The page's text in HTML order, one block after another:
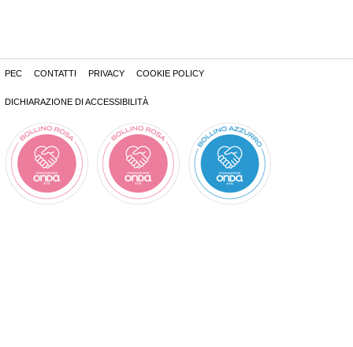
PEC CONTATTI PRIVACY COOKIE POLICY
DICHIARAZIONE DI ACCESSIBILITÀ